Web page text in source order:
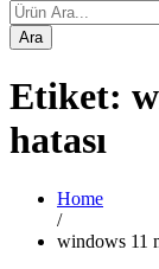
Ara
Etiket:
hatası
Home
/
windows 11